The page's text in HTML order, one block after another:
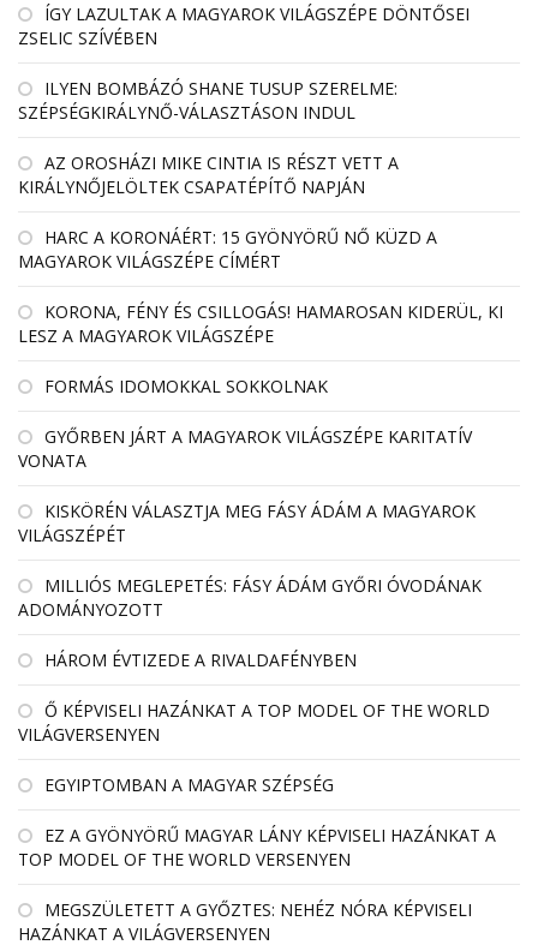
ÍGY LAZULTAK A MAGYAROK VILÁGSZÉPE DÖNTŐSEI
ZSELIC SZÍVÉBEN
ILYEN BOMBÁZÓ SHANE TUSUP SZERELME:
SZÉPSÉGKIRÁLYNŐ-VÁLASZTÁSON INDUL
AZ OROSHÁZI MIKE CINTIA IS RÉSZT VETT A
KIRÁLYNŐJELÖLTEK CSAPATÉPÍTŐ NAPJÁN
HARC A KORONÁÉRT: 15 GYÖNYÖRŰ NŐ KÜZD A
MAGYAROK VILÁGSZÉPE CÍMÉRT
KORONA, FÉNY ÉS CSILLOGÁS! HAMAROSAN KIDERÜL, KI
LESZ A MAGYAROK VILÁGSZÉPE
FORMÁS IDOMOKKAL SOKKOLNAK
GYŐRBEN JÁRT A MAGYAROK VILÁGSZÉPE KARITATÍV
VONATA
KISKÖRÉN VÁLASZTJA MEG FÁSY ÁDÁM A MAGYAROK
VILÁGSZÉPÉT
MILLIÓS MEGLEPETÉS: FÁSY ÁDÁM GYŐRI ÓVODÁNAK
ADOMÁNYOZOTT
HÁROM ÉVTIZEDE A RIVALDAFÉNYBEN
Ő KÉPVISELI HAZÁNKAT A TOP MODEL OF THE WORLD
VILÁGVERSENYEN
EGYIPTOMBAN A MAGYAR SZÉPSÉG
EZ A GYÖNYÖRŰ MAGYAR LÁNY KÉPVISELI HAZÁNKAT A
TOP MODEL OF THE WORLD VERSENYEN
MEGSZÜLETETT A GYŐZTES: NEHÉZ NÓRA KÉPVISELI
HAZÁNKAT A VILÁGVERSENYEN